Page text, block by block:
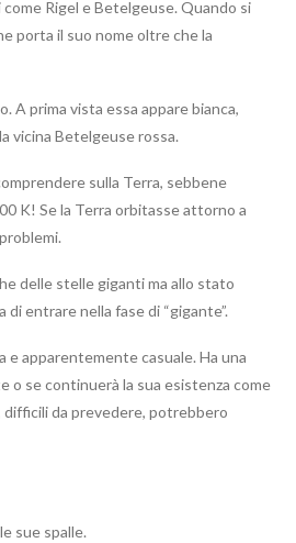
Rigel e Betelgeuse. Quando si
porta il suo nome oltre che la
prima vista essa appare bianca,
vicina Betelgeuse rossa.
sulla Terra, sebbene
K! Se la Terra orbitasse attorno a
delle stelle giganti ma allo stato
entrare nella fase di “gigante”.
apparentemente casuale. Ha una
o se continuerà la sua esistenza come
difficili da prevedere, potrebbero
sue spalle.